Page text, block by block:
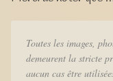
Toutes les images,
demeurent la stricte
aucun cas être